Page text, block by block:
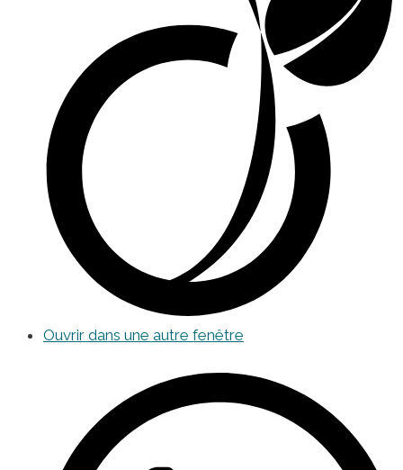
Ouvrir dans une autre fenêtre